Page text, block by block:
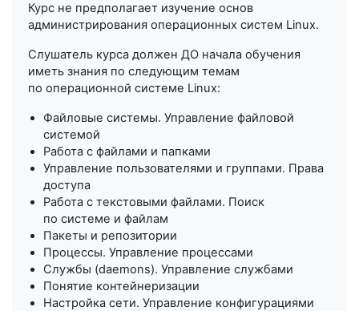
Курс не предполагает изучение основ
администрирования операционных систем Linux.
Слушатель курса должен ДО начала обучения
иметь знания по следующим темам
по операционной системе Linux:
Файловые системы. Управление файловой
системой
Работа с файлами и папками
Управление пользователями и группами. Права
доступа
Работа с текстовыми файлами. Поиск
по системе и файлам
Пакеты и репозитории
Процессы. Управление процессами
Службы (daemons). Управление службами
Понятие контейнеризации
Настройка сети. Управление конфигурациями